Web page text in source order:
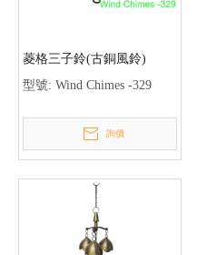
菱格三子鈴(古銅風鈴)
型號: Wind Chimes -329
詢價